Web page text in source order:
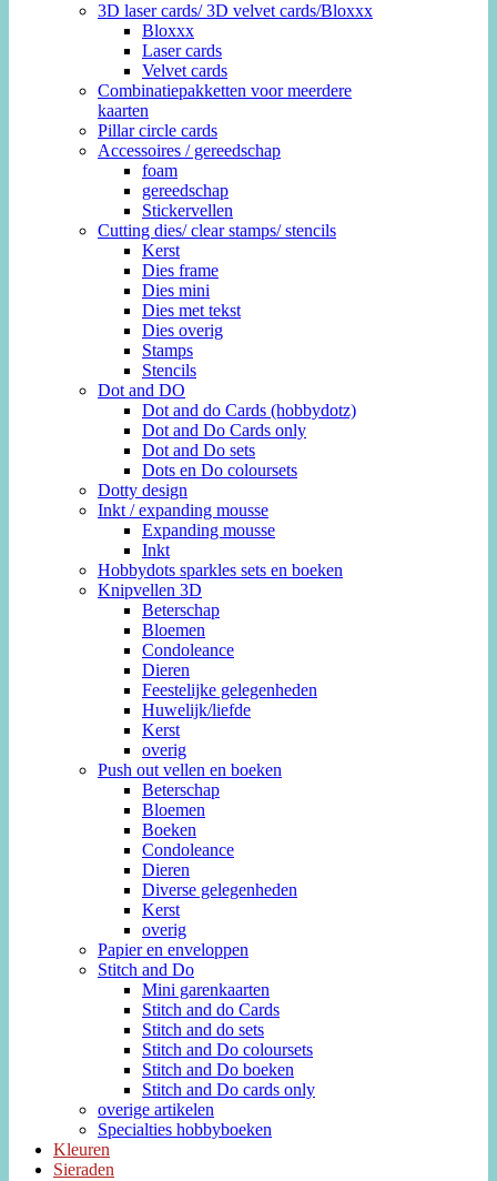
3D laser cards/ 3D velvet cards/Bloxxx
Bloxxx
Laser cards
Velvet cards
Combinatiepakketten voor meerdere
kaarten
Pillar circle cards
Accessoires / gereedschap
foam
gereedschap
Stickervellen
Cutting dies/ clear stamps/ stencils
Kerst
Dies frame
Dies mini
Dies met tekst
Dies overig
Stamps
Stencils
Dot and DO
Dot and do Cards (hobbydotz)
Dot and Do Cards only
Dot and Do sets
Dots en Do coloursets
Dotty design
Inkt / expanding mousse
Expanding mousse
Inkt
Hobbydots sparkles sets en boeken
Knipvellen 3D
Beterschap
Bloemen
Condoleance
Dieren
Feestelijke gelegenheden
Huwelijk/liefde
Kerst
overig
Push out vellen en boeken
Beterschap
Bloemen
Boeken
Condoleance
Dieren
Diverse gelegenheden
Kerst
overig
Papier en enveloppen
Stitch and Do
Mini garenkaarten
Stitch and do Cards
Stitch and do sets
Stitch and Do coloursets
Stitch and Do boeken
Stitch and Do cards only
overige artikelen
Specialties hobbyboeken
Kleuren
Sieraden